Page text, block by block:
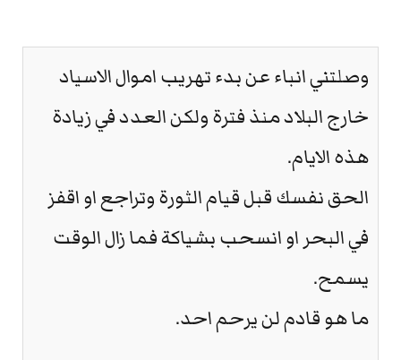
وصلتني انباء عن بدء تهريب اموال الاسياد
خارج البلاد منذ فترة ولكن العدد في زيادة
هذه الايام.
الحق نفسك قبل قيام الثورة وتراجع او اقفز
في البحر او انسحب بشياكة فما زال الوقت
يسمح.
ما هو قادم لن يرحم احد.